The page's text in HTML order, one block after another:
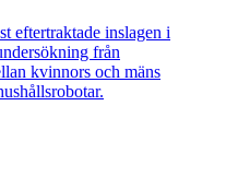
eftertraktade inslagen i
från
kvinnors och mäns